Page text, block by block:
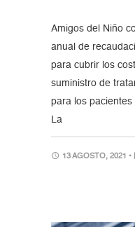
Amigos del Niño
anual de
para cubrir los
suministro de
para los
La
13 AGOSTO, 2021 •